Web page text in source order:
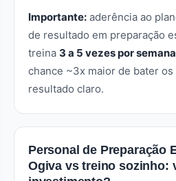
Importante: aderência ao
de resultado em preparação
treina 3 a 5 vezes por semana
chance ~3x maior de bater os
resultado claro.
Personal de Preparação
Ogiva vs treino sozinho: